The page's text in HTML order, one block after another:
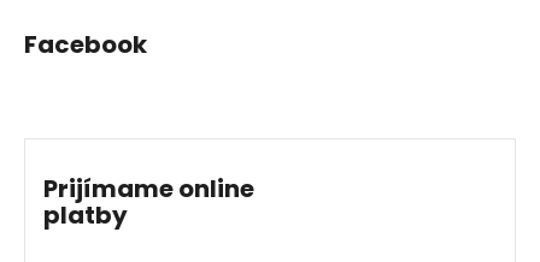
Facebook
Prijímame online
platby